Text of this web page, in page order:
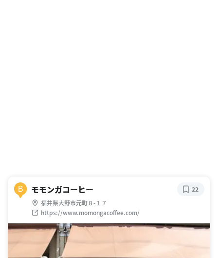
B モモンガコーヒー
福井県大野市元町８-１７
https://www.momongacoffee.com/
22